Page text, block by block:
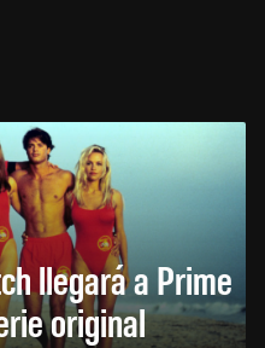
llegará a Prime
original